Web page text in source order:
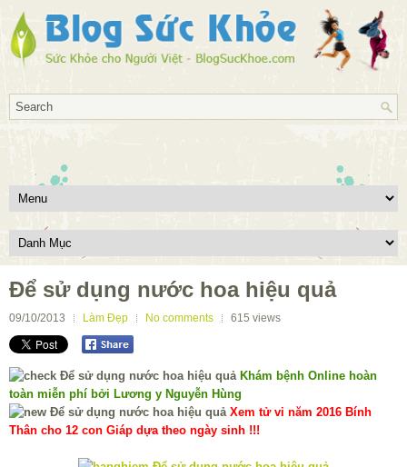
Để sử dụng nước hoa hiệu quả
09/10/2013 Làm Đẹp No comments 615 views
Khám bệnh Online hoàn
toàn miễn phí bởi Lương y Nguyễn Hùng
Xem tử vi năm 2016 Bính
Thân cho 12 con Giáp dựa theo ngày sinh !!!